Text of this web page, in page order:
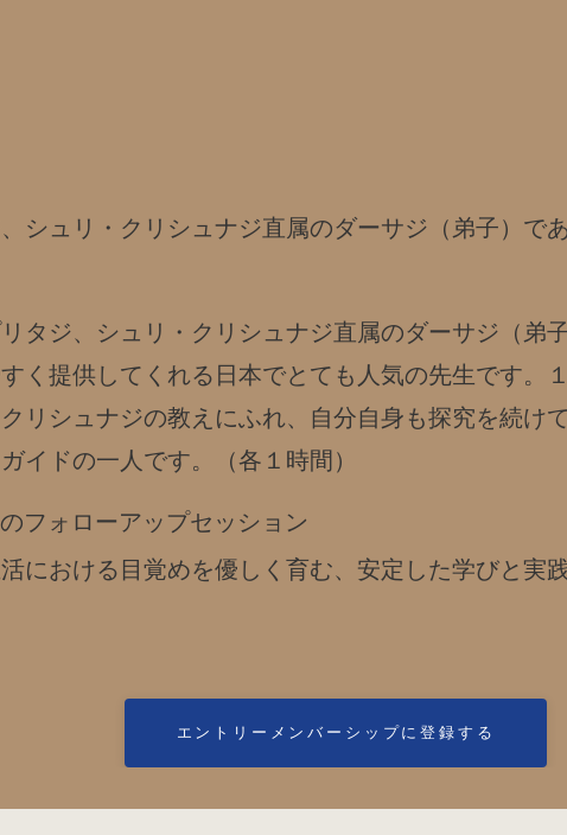
シュリ・クリシュナジ直属のダーサジ（弟子）で
タジ、シュリ・クリシュナジ直属のダーサジ（弟
く提供してくれる日本でとても人気の先生です。
リシュナジの教えにふれ、自分自身も探究を続け
イドの一人です。（各１時間）
フォローアップセッション
における目覚めを優しく育む、安定した学びと実
エントリーメンバーシップに登録する